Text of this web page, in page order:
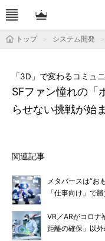
トップ システム開発
SFファン憧れの「
らせない挑戦が始
「3D」で変わるコミュ
関連記事
メタバースは“
「仕事向け」で
VR／ARがコロナ
距離の確保」以